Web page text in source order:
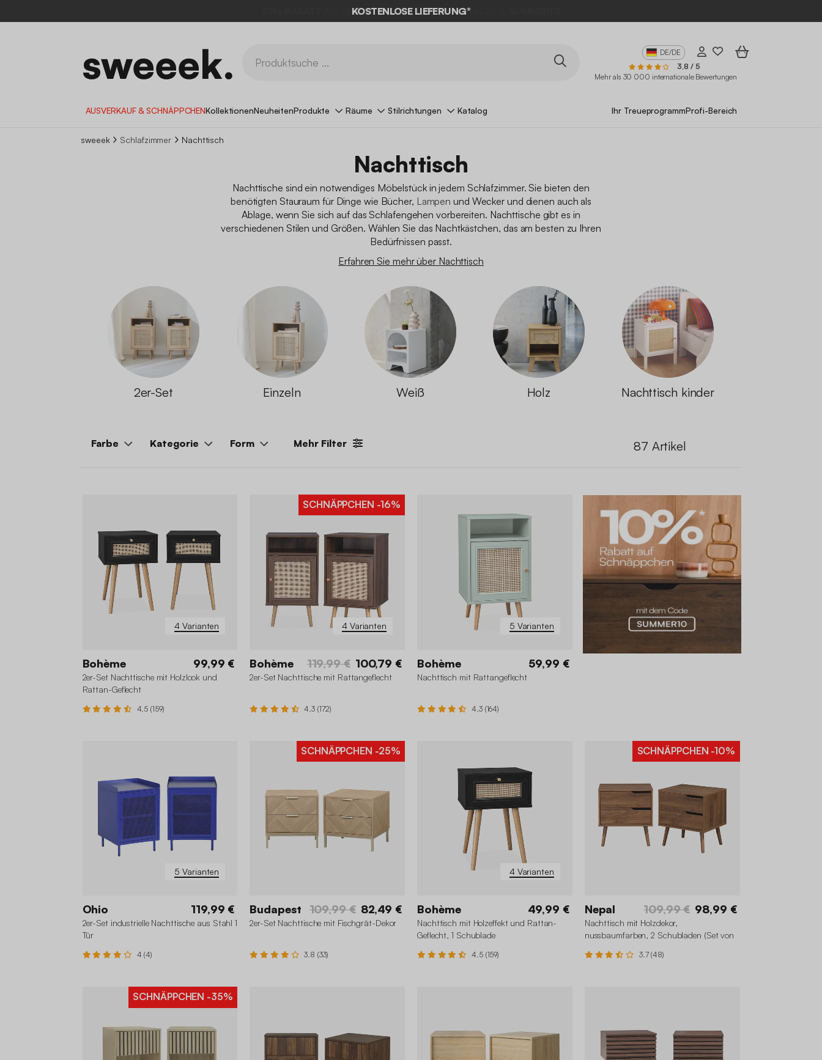
AUF DER SCHNÄPPCHEN* MIT DEM CODE
DE/DE
3,8 / 5
Mehr als 30 000 internationale Bewertungen
AUSVERKAUF & SCHNÄPPCHENKollektionenNeuheitenProdukte Räume Stilrichtungen Katalog Ihr TreueprogrammProfi-Bereich
sweeek Schlafzimmer Nachttisch
Nachttisch
Nachttische sind ein notwendiges Möbelstück in jedem Schlafzimmer. Sie bieten den
benötigten Stauraum für Dinge wie Bücher, Lampen und Wecker und dienen auch als
Ablage, wenn Sie sich auf das Schlafengehen vorbereiten. Nachttische gibt es in
verschiedenen Stilen und Größen. Wählen Sie das Nachtkästchen, das am besten zu Ihren
Bedürfnissen passt.
Erfahren Sie mehr über Nachttisch
2er-Set Einzeln Weiß Holz Nachttisch kinder
Farbe Kategorie Form Mehr Filter 87 Artikel
4 Varianten
Bohème 99,99 €
2er-Set Nachttische mit Holzlook und
Rattan-Geflecht
4.5 (159)
4 Varianten
SCHNÄPPCHEN -16%
Bohème 119,99 € 100,79 €
2er-Set Nachttische mit Rattangeflecht
4.3 (172)
5 Varianten
Bohème 59,99 €
Nachttisch mit Rattangeflecht
4.3 (164)
5 Varianten
Ohio 119,99 €
2er-Set industrielle Nachttische aus Stahl 1
Tür
4 (4)
SCHNÄPPCHEN -25%
Budapest 109,99 € 82,49 €
2er-Set Nachttische mit Fischgrät-Dekor
3.8 (33)
4 Varianten
Bohème 49,99 €
Nachttisch mit Holzeffekt und Rattan-
Geflecht, 1 Schublade
4.5 (159)
SCHNÄPPCHEN -10%
Nepal 109,99 € 98,99 €
Nachttisch mit Holzdekor,
nussbaumfarben, 2 Schubladen (Set von
3.7 (48)
SCHNÄPPCHEN -35%